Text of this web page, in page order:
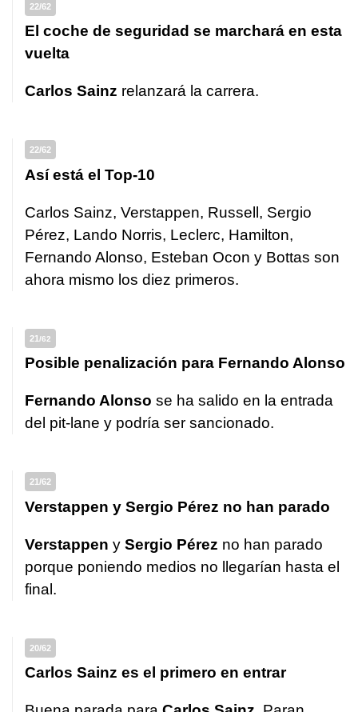
22/62
El coche de seguridad se marchará en esta
vuelta
Carlos Sainz relanzará la carrera.
22/62
Así está el Top-10
Carlos Sainz, Verstappen, Russell, Sergio
Pérez, Lando Norris, Leclerc, Hamilton,
Fernando Alonso, Esteban Ocon y Bottas son
ahora mismo los diez primeros.
21/62
Posible penalización para Fernando Alonso
Fernando Alonso se ha salido en la entrada
del pit-lane y podría ser sancionado.
21/62
Verstappen y Sergio Pérez no han parado
Verstappen y Sergio Pérez no han parado
porque poniendo medios no llegarían hasta el
final.
20/62
Carlos Sainz es el primero en entrar